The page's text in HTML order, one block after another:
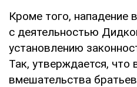
Кроме того, нападение
с деятельностью
установлению
Так, утверждается, что
вмешательства